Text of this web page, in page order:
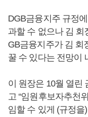
DGB금융지주 규정
과할 수 없으나 김 회
GB금융지주가 김 회
꿀 수 있다는 전망이
이 원장은 10월 열린
고 “임원후보자추천
임할 수 있게 (규정